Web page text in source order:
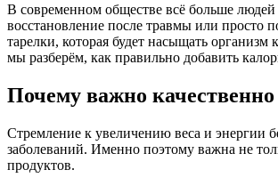
В современном обществе всё больше
восстановление после травмы или просто
тарелки, которая будет насыщать
мы разберём, как правильно добавить
Почему важно
Стремление к увеличению веса и энергии
заболеваний. Именно поэтому важна не
продуктов.